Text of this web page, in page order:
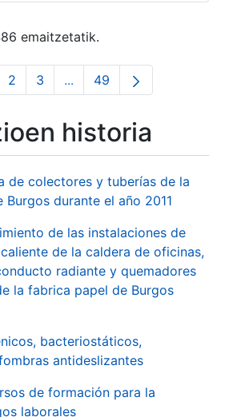
emaitzetatik.
Orrialdea
2 Orrialdea
3 ...Intermediate Pages Use
Orrialdea
49
historia
de colectores y tuberías de la
Burgos durante el año 2011
de las instalaciones de
de la caldera de oficinas,
radiante y quemadores
la fabrica papel de Burgos
bacteriostáticos,
antideslizantes
de formación para la
laborales